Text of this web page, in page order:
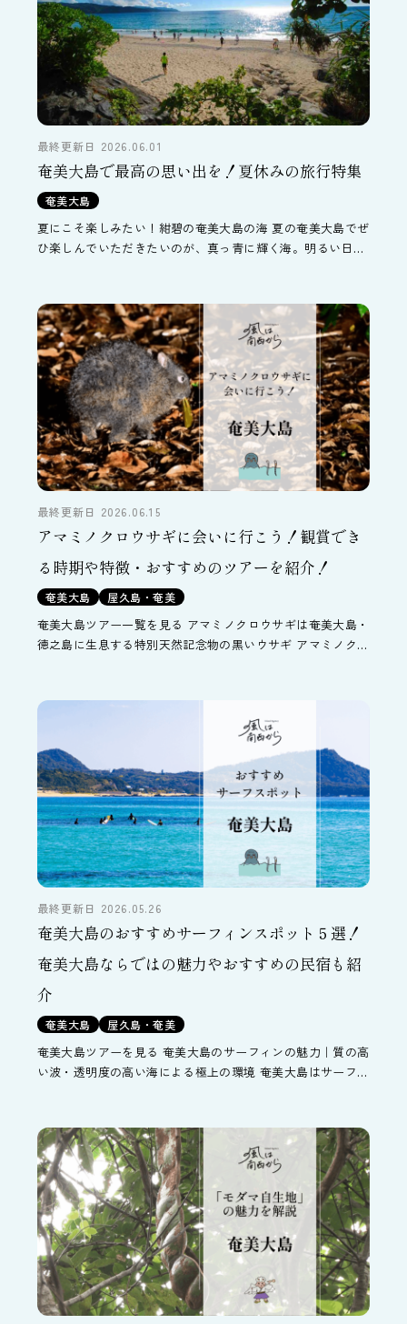
最終更新日 2026.06.01
奄美大島で最高の思い出を！夏休みの旅行特集
奄美大島
夏にこそ楽しみたい！紺碧の奄美大島の海 夏の奄美大島でぜ
ひ楽しんでいただきたいのが、真っ青に輝く海。明るい日差
[…]
最終更新日 2026.06.15
アマミノクロウサギに会いに行こう！観賞でき
る時期や特徴・おすすめのツアーを紹介！
奄美大島 屋久島・奄美
奄美大島ツアー一覧を見る アマミノクロウサギは奄美大島・
徳之島に生息する特別天然記念物の黒いウサギ アマミノクロ
[…]
最終更新日 2026.05.26
奄美大島のおすすめサーフィンスポット５選！
奄美大島ならではの魅力やおすすめの民宿も紹
介
奄美大島 屋久島・奄美
奄美大島ツアーを見る 奄美大島のサーフィンの魅力｜質の高
い波・透明度の高い海による極上の環境 奄美大島はサーフィ
[…]